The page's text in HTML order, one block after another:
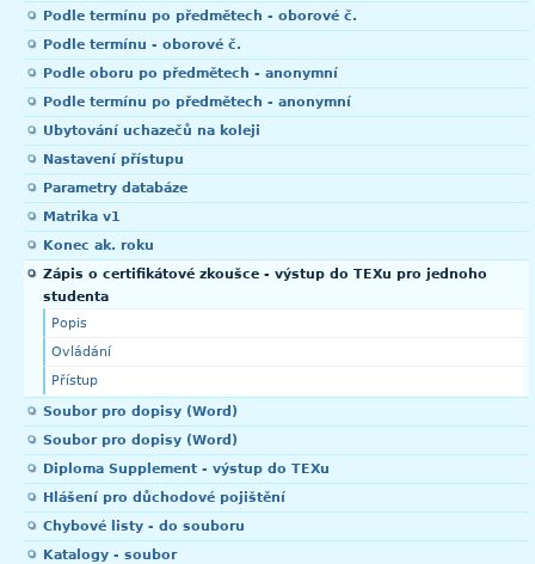
Podle termínu po předmětech - oborové č.
Podle termínu - oborové č.
Podle oboru po předmětech - anonymní
Podle termínu po předmětech - anonymní
Ubytování uchazečů na koleji
Nastavení přístupu
Parametry databáze
Matrika v1
Konec ak. roku
Zápis o certifikátové zkoušce - výstup do TEXu pro jednoho
studenta
Popis
Ovládání
Přístup
Soubor pro dopisy (Word)
Soubor pro dopisy (Word)
Diploma Supplement - výstup do TEXu
Hlášení pro důchodové pojištění
Chybové listy - do souboru
Katalogy - soubor